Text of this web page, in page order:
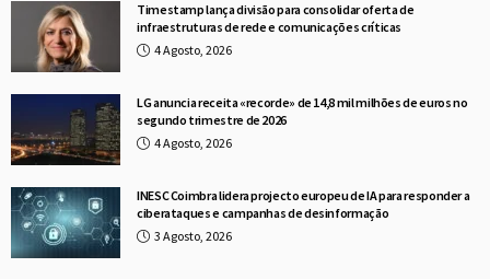
Timestamp lança divisão para consolidar oferta de
infraestruturas de rede e comunicações críticas
4 Agosto, 2026
LG anuncia receita «recorde» de 14,8 mil milhões de euros no
segundo trimestre de 2026
4 Agosto, 2026
INESC Coimbra lidera projecto europeu de IA para responder a
ciberataques e campanhas de desinformação
3 Agosto, 2026